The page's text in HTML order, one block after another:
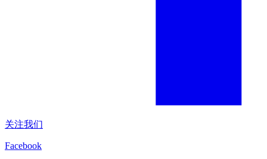
关注我们
Facebook